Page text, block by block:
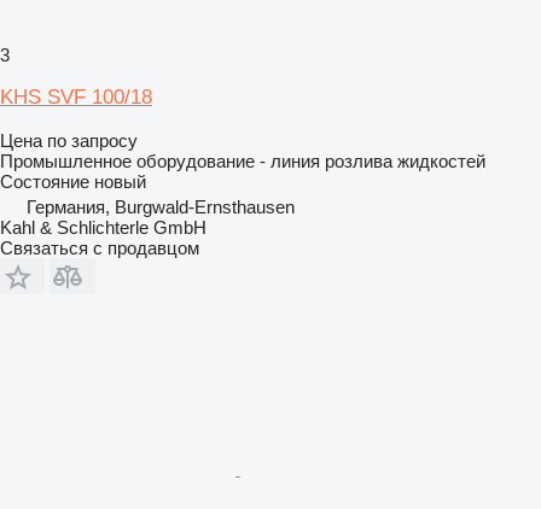
3
KHS SVF 100/18
Цена по запросу
Промышленное оборудование - линия розлива жидкостей
Состояние новый
Германия, Burgwald-Ernsthausen
Kahl & Schlichterle GmbH
Связаться с продавцом